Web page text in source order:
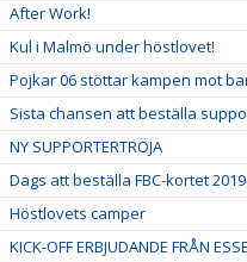
After Work!
Kul i Malmö under höstlovet!
Pojkar 06 stöttar kampen mot
Sista chansen att beställa
NY SUPPORTERTRÖJA
Dags att beställa FBC-kortet
Höstlovets camper
KICK-OFF ERBJUDANDE FRÅN